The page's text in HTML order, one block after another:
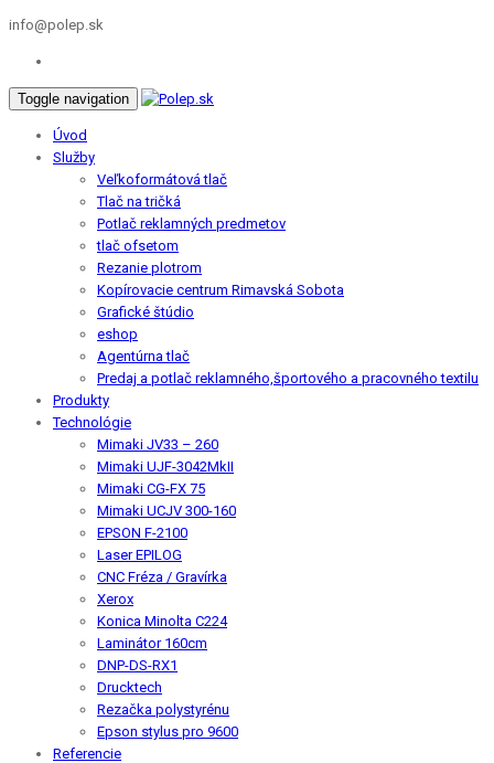
info@polep.sk
Toggle navigation
Úvod
Služby
Veľkoformátová tlač
Tlač na tričká
Potlač reklamných predmetov
tlač ofsetom
Rezanie plotrom
Kopírovacie centrum Rimavská Sobota
Grafické štúdio
eshop
Agentúrna tlač
Predaj a potlač reklamného,športového a pracovného textilu
Produkty
Technológie
Mimaki JV33 – 260
Mimaki UJF-3042MkII
Mimaki CG-FX 75
Mimaki UCJV 300-160
EPSON F-2100
Laser EPILOG
CNC Fréza / Gravírka
Xerox
Konica Minolta C224
Laminátor 160cm
DNP-DS-RX1
Drucktech
Rezačka polystyrénu
Epson stylus pro 9600
Referencie